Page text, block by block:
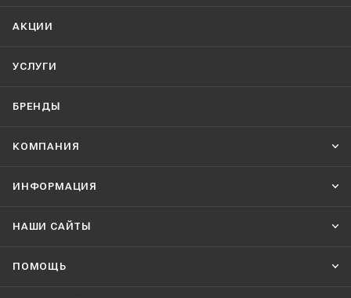
АКЦИИ
УСЛУГИ
БРЕНДЫ
КОМПАНИЯ
ИНФОРМАЦИЯ
НАШИ CАЙТЫ
ПОМОЩЬ